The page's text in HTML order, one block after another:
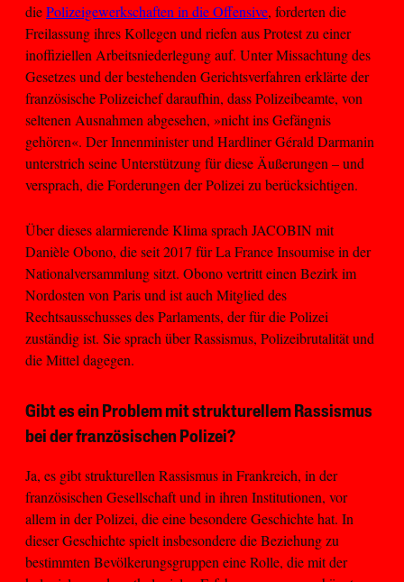
diePolizeigewerkschaften in die Offensive, forderten die
Freilassung ihres Kollegen und riefen aus Protest zu einer
inoffiziellen Arbeitsniederlegung auf. Unter Missachtung des
Gesetzes und der bestehenden Gerichtsverfahren erklärte der
französische Polizeichef daraufhin, dass Polizeibeamte, von
seltenen Ausnahmen abgesehen, »nicht ins Gefängnis
gehören«. Der Innenminister und Hardliner Gérald Darmanin
unterstrich seine Unterstützung für diese Äußerungen – und
versprach, die Forderungen der Polizei zu berücksichtigen.
Über dieses alarmierende Klima sprach JACOBIN mit
Danièle Obono, die seit 2017 für La France Insoumise in der
Nationalversammlung sitzt. Obono vertritt einen Bezirk im
Nordosten von Paris und ist auch Mitglied des
Rechtsausschusses des Parlaments, der für die Polizei
zuständig ist. Sie sprach über Rassismus, Polizeibrutalität und
die Mittel dagegen.
Gibt es ein Problem mit strukturellem Rassismus
bei der französischen Polizei?
Ja, es gibt strukturellen Rassismus in Frankreich, in der
französischen Gesellschaft und in ihren Institutionen, vor
allem in der Polizei, die eine besondere Geschichte hat. In
dieser Geschichte spielt insbesondere die Beziehung zu
bestimmten Bevölkerungsgruppen eine Rolle, die mit der